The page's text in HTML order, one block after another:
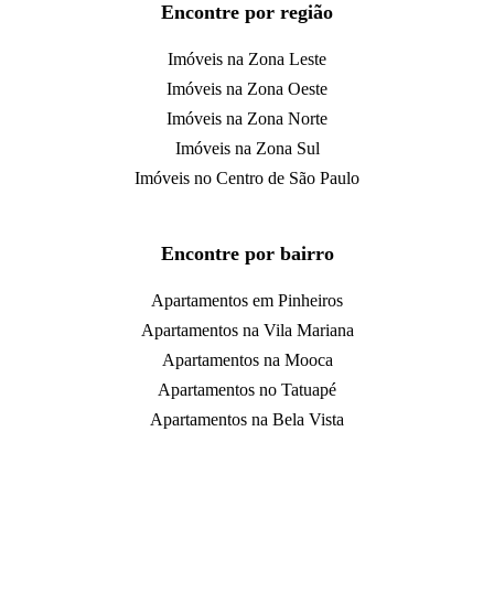
Encontre por região
Imóveis na Zona Leste
Imóveis na Zona Oeste
Imóveis na Zona Norte
Imóveis na Zona Sul
Imóveis no Centro de São Paulo
Encontre por bairro
Apartamentos em Pinheiros
Apartamentos na Vila Mariana
Apartamentos na Mooca
Apartamentos no Tatuapé
Apartamentos na Bela Vista